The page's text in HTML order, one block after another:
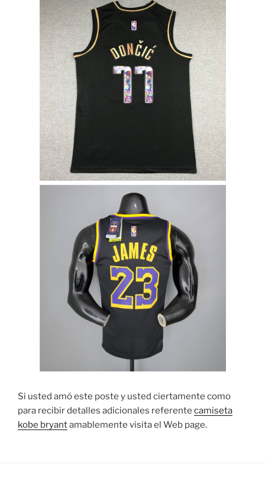
Si usted amó este poste y usted ciertamente como
para recibir detalles adicionales referente camiseta
kobe bryantamablemente visita el Web page.